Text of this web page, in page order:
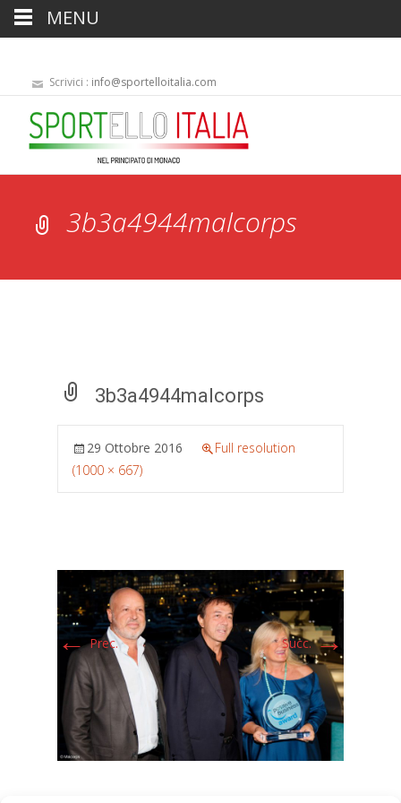
Scrivici : info@sportelloitalia.com
3b3a4944malcorps
3b3a4944malcorps
29 Ottobre 2016
Full resolution
(1000 × 667)
←Prec. Succ.→
MENU